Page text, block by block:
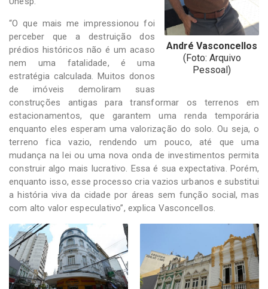
André Vasconcellos
(Foto: Arquivo
Pessoal)
“O que mais me impressionou foi
perceber que a destruição dos
prédios históricos não é um acaso
nem uma fatalidade, é uma
estratégia calculada. Muitos donos
de imóveis demoliram suas
construções antigas para transformar os terrenos em
estacionamentos, que garantem uma renda temporária
enquanto eles esperam uma valorização do solo. Ou seja, o
terreno fica vazio, rendendo um pouco, até que uma
mudança na lei ou uma nova onda de investimentos permita
construir algo mais lucrativo. Essa é sua expectativa. Porém,
enquanto isso, esse processo cria vazios urbanos e substitui
a história viva da cidade por áreas sem função social, mas
com alto valor especulativo”, explica Vasconcellos.